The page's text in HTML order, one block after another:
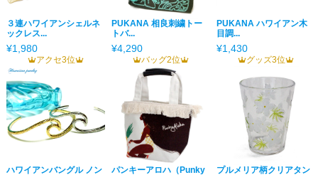
３連ハワイアンシェルネ
ックレス...
¥1,980
PUKANA 相良刺繍トー
トバ...
¥4,290
PUKANA ハワイアン木
目調...
¥1,430
アクセ3位
ハワイアンバングル ノン
バッグ2位
パンキーアロハ（Punky
グッズ3位
プルメリア柄クリアタン